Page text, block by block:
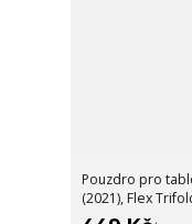
Pouzdro pro
(2021), Flex